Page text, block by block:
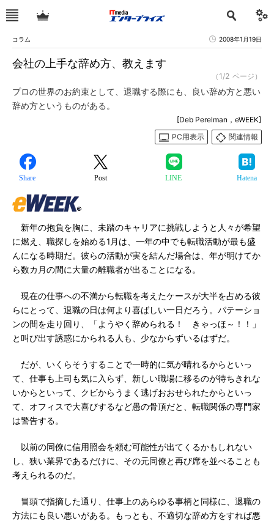
コラム 2008年1月19日
会社の上手な辞め方、教えます
（1/2 ページ）
プロの世界のお約束として、退職する際にも、良い辞め方と悪い
辞め方というものがある。
[Deb Perelman，eWEEK]
PC用表示
関連情報
Share Post LINE Hatena
新年の抱負を胸に、未踏のキャリアに挑戦しようと人々が希望
に燃え、職探しを始める1月は、一年の中でも転職活動が最も盛
んになる時期だ。彼らの活動が実を結んだ場合は、年が明けてか
ら数カ月の間に大量の離職者が出ることになる。
現在の仕事への不満から転職を考えたケースが大半を占める彼
らにとって、退職の日は何より喜ばしい一日だろう。パテーショ
ンの間を走り回り、「ようやく辞められる！ きゃっほ～！！」
と叫び出す誘惑にかられる人も、少なからずいるはずだ。
だが、いくらそうすることで一時的に気が晴れるからといっ
て、仕事も上司も気に入らず、新しい職場に移るのが待ちきれな
いからといって、クビからうまく逃げおおせられたからといっ
て、オフィスで大喜びするなど愚の骨頂だと、転職関係の専門家
は警告する。
以前の同僚に信用照会を頼む可能性が出てくるかもしれない
し、狭い業界であるだけに、その元同僚と再び席を並べることも
考えられるのだ。
冒頭で指摘した通り、仕事上のあらゆる事柄と同様に、退職の
方法にも良い悪いがある。もっとも、不適切な辞め方をすれば悪